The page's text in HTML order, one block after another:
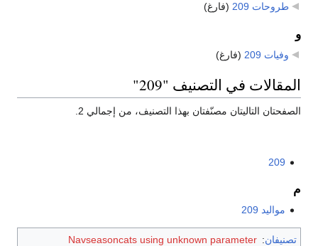
طروحات 209 (فارغ)
و
وفيات 209 (فارغ)
المقالات في التصنيف "209"
الصفحتان التاليتان مصنّفتان بهذا التصنيف، من إجمالي 2.
209
م
مواليد 209
تصنيفان:
Navseasoncats using unknown parameter